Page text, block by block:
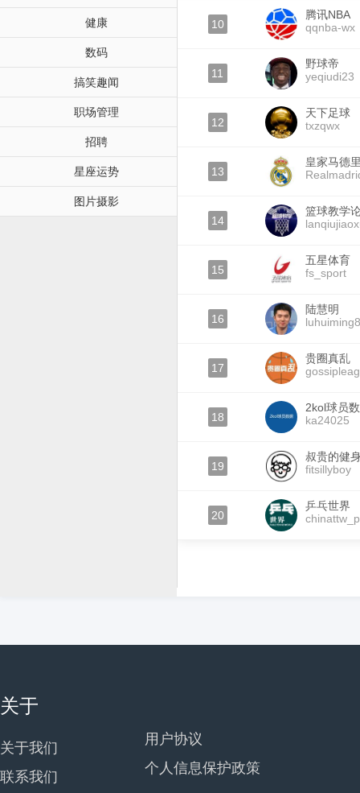
健康
数码
搞笑趣闻
职场管理
招聘
星座运势
图片摄影
10
腾讯NBA
qqnba-wx
11
野球帝
yeqiudi23
12
天下足球
txzqwx
13
皇家马德
14
篮球教学
15
五星体育
fs_sport
16
陆慧明
17
贵圈真乱
18
2kol球员
ka24025
19
叔贵的健
fitsillyboy
20
乒乓世界
关于
关于我们
联系我们
用户协议
个人信息保护政策